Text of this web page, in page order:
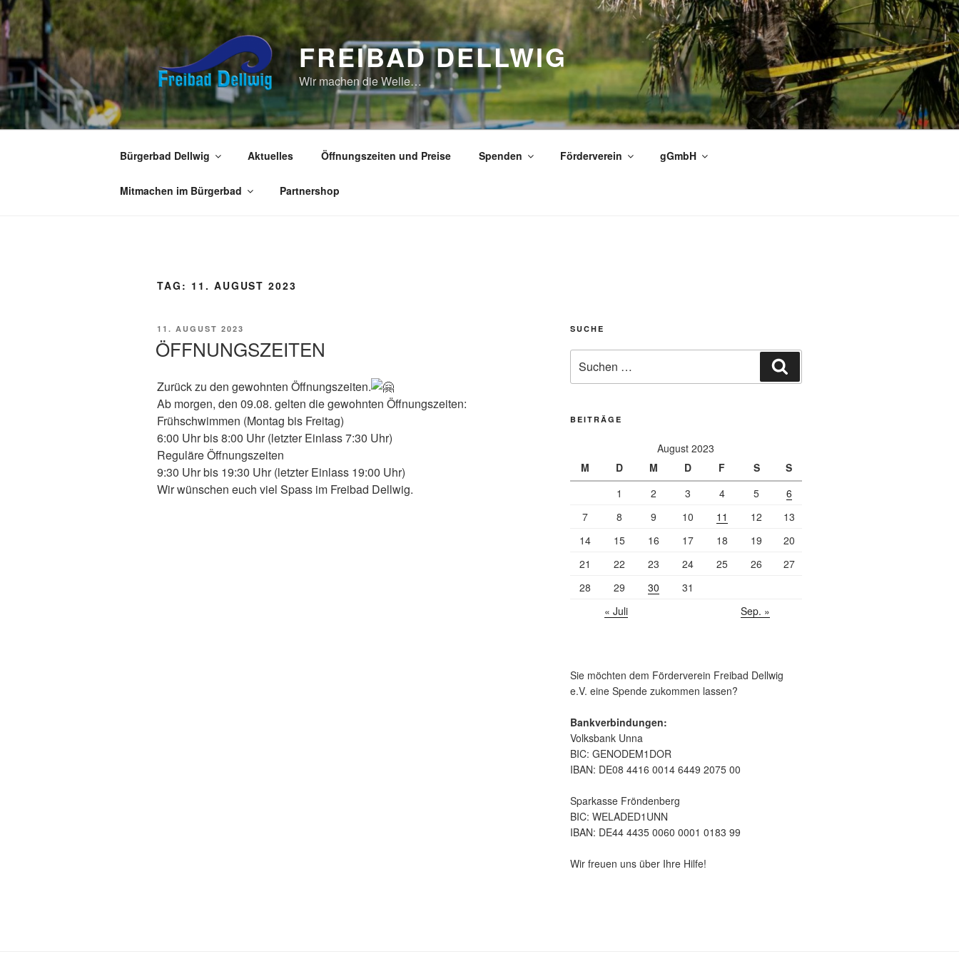
Zum
Inhalt
springen
FREIBAD DELLWIG
Wir machen die Welle…
Bürgerbad Dellwig Aktuelles Öffnungszeiten und Preise Spenden Förderverein gGmbH
Mitmachen im Bürgerbad Partnershop
TAG: 11. AUGUST 2023
VERÖFFENTLICHT
AM
11. AUGUST 2023
ÖFFNUNGSZEITEN
Zurück zu den gewohnten Öffnungszeiten.
Ab morgen, den 09.08. gelten die gewohnten Öffnungszeiten:
Frühschwimmen (Montag bis Freitag)
6:00 Uhr bis 8:00 Uhr (letzter Einlass 7:30 Uhr)
Reguläre Öffnungszeiten
9:30 Uhr bis 19:30 Uhr (letzter Einlass 19:00 Uhr)
Wir wünschen euch viel Spass im Freibad Dellwig.
SUCHE
nach:
BEITRÄGE
August 2023
M
D M D F S
S
1
2 3 4 5
6
7
8 9 10 11 12
13
14
15 16 17 18 19
20
21
22 23 24 25 26
27
28
29 30
31
« Juli
Sep. »
Sie möchten dem Förderverein Freibad Dellwig
e.V. eine Spende zukommen lassen?
Bankverbindungen:
Volksbank Unna
BIC: GENODEM1DOR
IBAN: DE08 4416 0014 6449 2075 00
Sparkasse Fröndenberg
BIC: WELADED1UNN
IBAN: DE44 4435 0060 0001 0183 99
Wir freuen uns über Ihre Hilfe!